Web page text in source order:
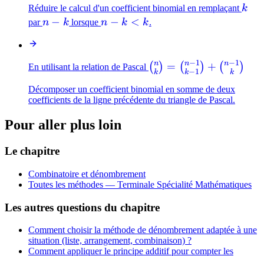
\binom{n}
{n-k}
Réduire le calcul d'un coefficient binomial en remplaçant k
k
parn-
n − k lorsquen-
k
n − k < k.
En utilisant la relation de Pascal \binom{n}
\binom{n-
1}{k-1} +
( k
n) = ( k−1
n−1) + ( k
n−1)
Décomposer un coefficient binomial en somme de deux
coefficients de la ligne précédente du triangle de Pascal.
Pour aller plus loin
Le chapitre
Combinatoire et dénombrement
Toutes les méthodes — Terminale Spécialité Mathématiques
Les autres questions du chapitre
Comment choisir la méthode de dénombrement adaptée à une
situation (liste, arrangement, combinaison) ?
Comment appliquer le principe additif pour compter les